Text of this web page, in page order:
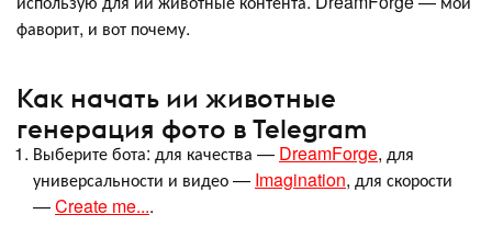
фаворит, и вот почему.
Как начать ии животные
генерация фото в Telegram
Выберите бота: для качества — DreamForge, для
универсальности и видео — Imagination, для скорости
—Create me....